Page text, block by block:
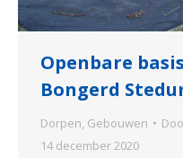
Openbare
Bongerd
Dorpen Gebouwen
14 december 2020